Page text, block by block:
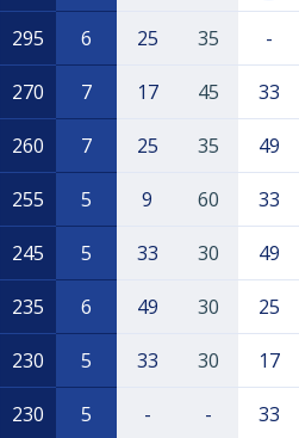
295 6 25 35 -
270 7 17 45 33
260 7 25 35 49
255 5 9 60 33
245 5 33 30 49
235 6 49 30 25
230 5 33 30 17
230 5 - - 33